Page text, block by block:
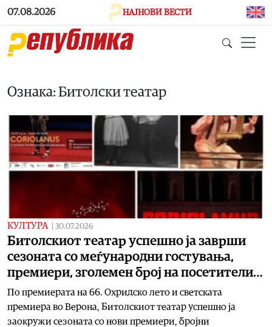
Skip to main content
07.08.2026 НАЈНОВИ ВЕСТИ
Ознака: Битолски театар
КУЛТУРА 30.07.2026
Битолскиот театар успешно ја заврши
сезоната со меѓународни гостувања,
премиери, зголемен број на посетители…
По премиерата на 66. Охридско лето и светската
премиера во Верона, Битолскиот театар успешно ја
заокружи сезоната со нови премиери, бројни